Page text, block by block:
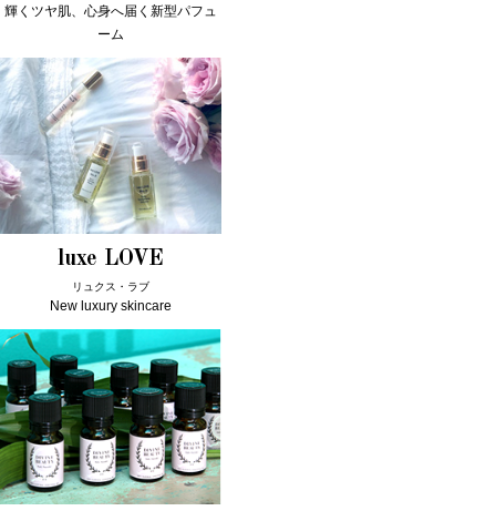
輝くツヤ肌、心身へ届く新型パフュ
ーム
luxe LOVE
リュクス・ラブ
New luxury skincare